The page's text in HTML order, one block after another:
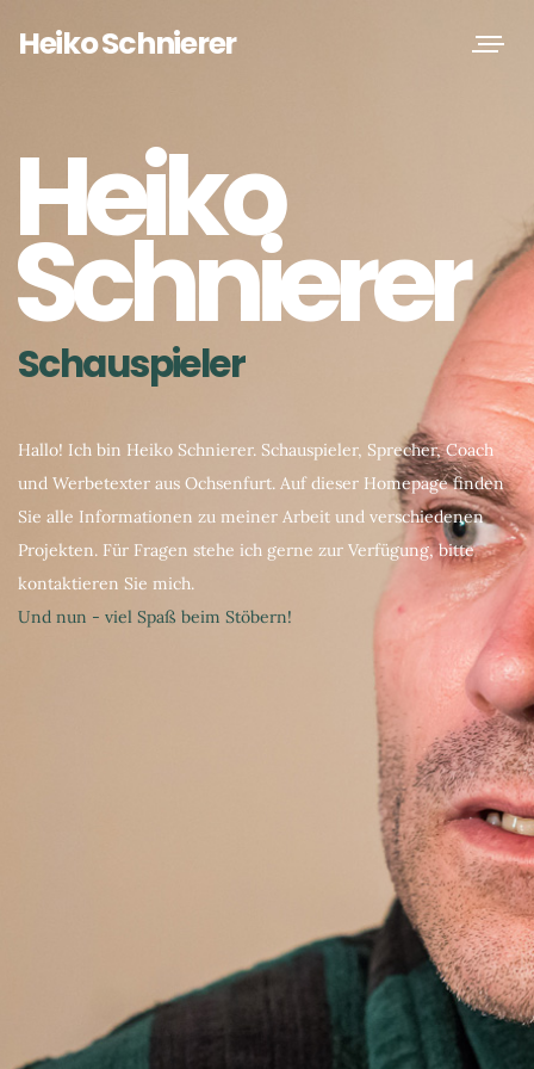
Heiko Schnierer
Toggle
Heiko
Schnierer
Schauspieler
Hallo! Ich bin Heiko Schnierer. Schauspieler, Sprecher, Coach
und Werbetexter aus Ochsenfurt. Auf dieser Homepage finden
Sie alle Informationen zu meiner Arbeit und verschiedenen
Projekten. Für Fragen stehe ich gerne zur Verfügung, bitte
kontaktieren Sie mich.
Und nun - viel Spaß beim Stöbern!